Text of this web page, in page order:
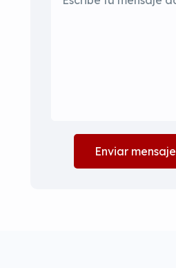
Enviar mensaje